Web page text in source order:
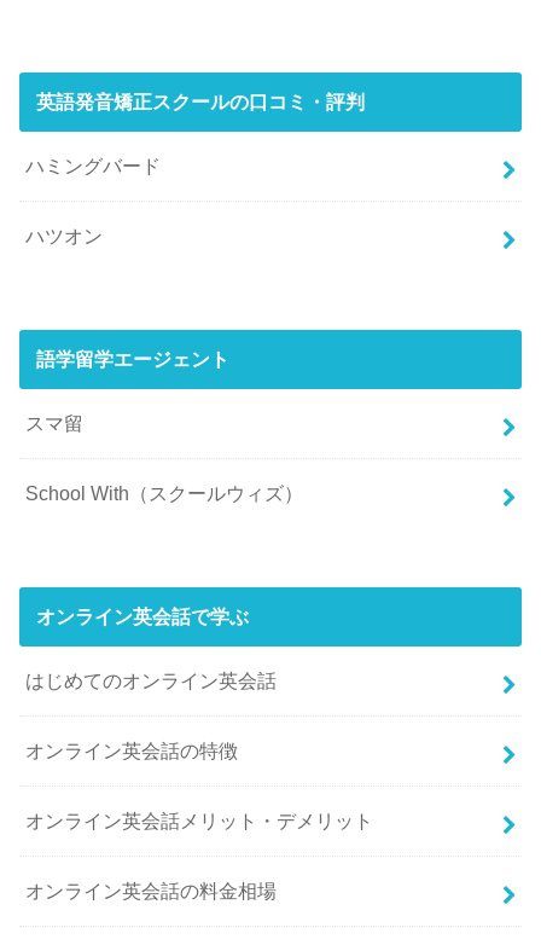
英語発音矯正スクールの口コミ・評判
ハミングバード
ハツオン
語学留学エージェント
スマ留
School With（スクールウィズ）
オンライン英会話で学ぶ
はじめてのオンライン英会話
オンライン英会話の特徴
オンライン英会話メリット・デメリット
オンライン英会話の料金相場